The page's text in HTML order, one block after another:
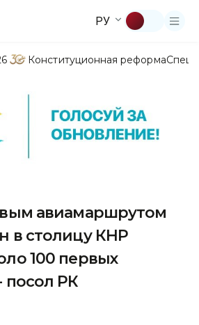
РУ
Конституционная реформа
авиамаршрутом
в столицу КНР
100 первых
посол РК